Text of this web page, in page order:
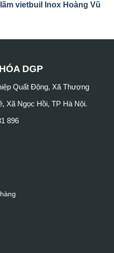
vietbuil Inox Hoàng Vũ
DGP
Quất Động, Xã Thượng
Xã Ngọc Hồi, TP Hà Nội.
896